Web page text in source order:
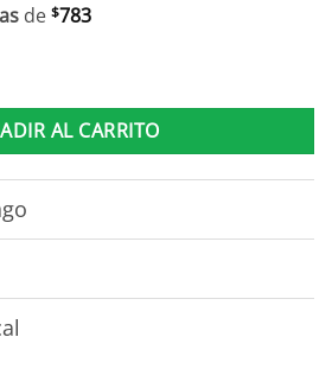
de $783
Linea Mexicana Barqueño E1638
AL CARRITO